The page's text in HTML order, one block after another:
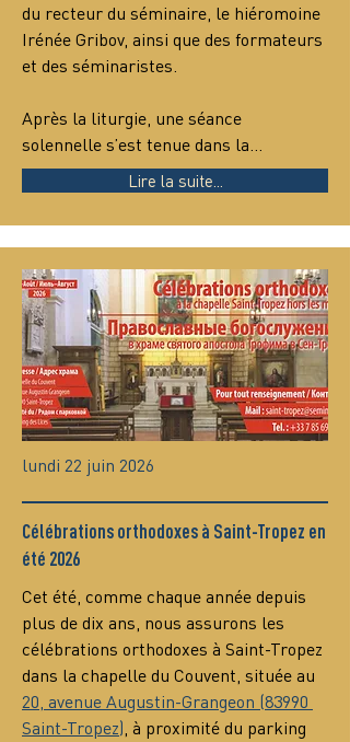
du recteur du séminaire, le hiéromoine
Irénée Gribov, ainsi que des formateurs
et des séminaristes.
Après la liturgie, une séance
solennelle s’est tenue dans la…
Lire la suite...
lundi 22 juin 2026
Célébrations orthodoxes à Saint-Tropez en
été 2026
Cet été, comme chaque année depuis
plus de dix ans, nous assurons les
célébrations orthodoxes à Saint-Tropez
dans la chapelle du Couvent, située au
20, avenue Augustin-Grangeon (83990
Saint-Tropez), à proximité du parking